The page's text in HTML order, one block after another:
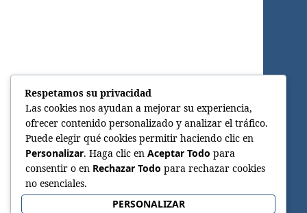
Respetamos su privacidad
Las cookies nos ayudan a mejorar su experiencia,
ofrecer contenido personalizado y analizar el tráfico.
Puede elegir qué cookies permitir haciendo clic en
Personalizar. Haga clic en Aceptar Todo para
consentir o en Rechazar Todo para rechazar cookies
no esenciales.
PERSONALIZAR